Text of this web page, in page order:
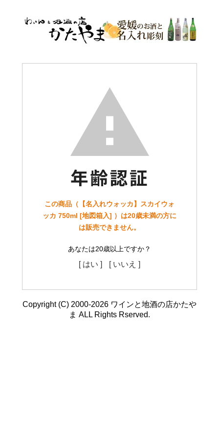
この商品（【名入れウォッカ】スカイウォ
ッカ 750ml [地図箱入] ）は20歳未満の方に
は販売できません。
あなたは20歳以上ですか？
[ はい ] [ いいえ ]
Copyright (C) 2000-2026 ワインと地酒の店かたや
ま ALL Rights Rserved.